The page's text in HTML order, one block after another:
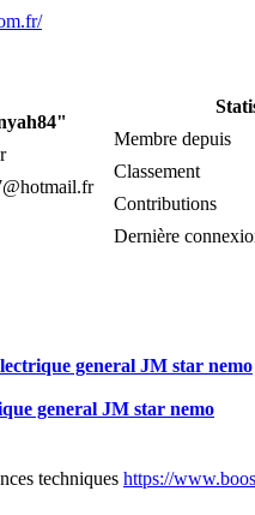
Membre depuis
Classement
Contributions
Dernière
general JM star nemo
general JM star nemo
techniques https://